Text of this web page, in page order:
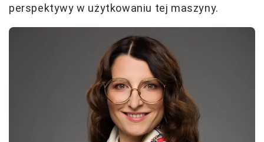
perspektywy w użytkowaniu tej maszyny.